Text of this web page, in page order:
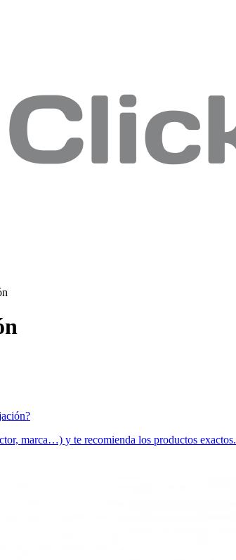
?
marca…) y te recomienda los productos exactos.